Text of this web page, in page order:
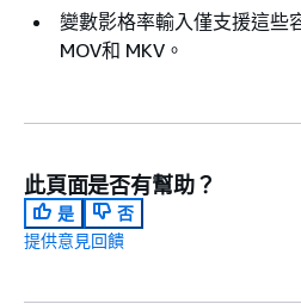
變數影格率輸入僅支援這些
MOV和 MKV。
此頁面是否有幫助？
是
否
提供意見回饋